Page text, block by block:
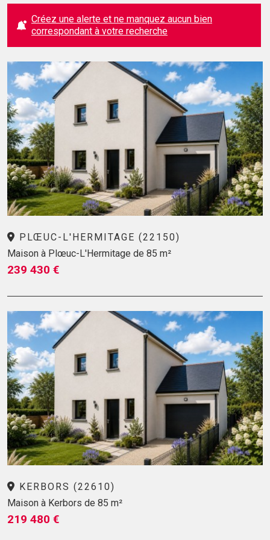
Créez une alerte et ne manquez aucun bien
correspondant à votre recherche
PLŒUC-L'HERMITAGE (22150)
Maison à Plœuc-L'Hermitage de 85 m²
239 430 €
KERBORS (22610)
Maison à Kerbors de 85 m²
219 480 €